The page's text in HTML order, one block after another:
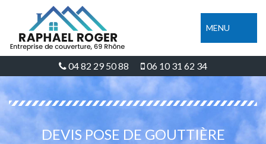
MENU
04 82 29 50 88 06 10 31 62 34
DEVIS POSE DE GOUTTIÈRE